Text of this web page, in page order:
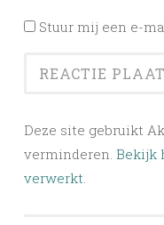
Stuur mij een e-
Deze site gebruikt
verminderen. Bekijk
verwerkt.